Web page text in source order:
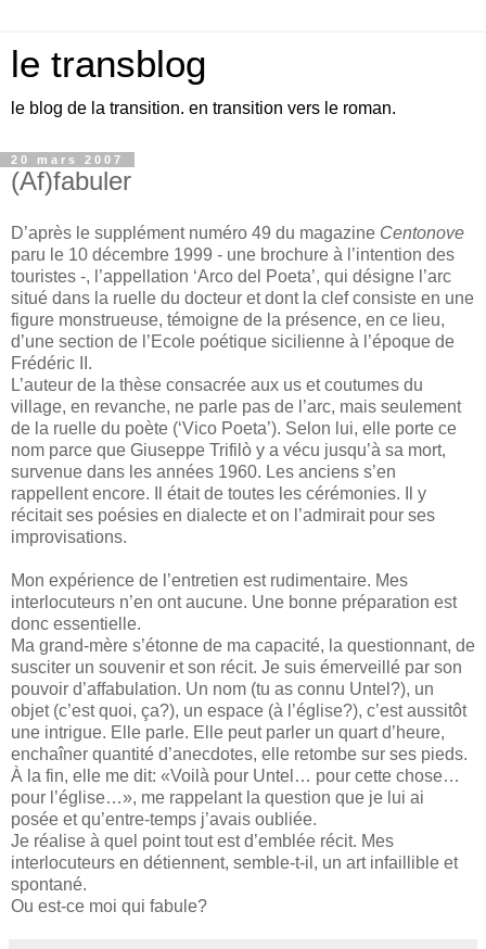
le transblog
le blog de la transition. en transition vers le roman.
20 mars 2007
(Af)fabuler
D’après le supplément numéro 49 du magazine Centonove
paru le 10 décembre 1999 - une brochure à l’intention des
touristes -, l’appellation ‘Arco del Poeta’, qui désigne l’arc
situé dans la ruelle du docteur et dont la clef consiste en une
figure monstrueuse, témoigne de la présence, en ce lieu,
d’une section de l’Ecole poétique sicilienne à l’époque de
Frédéric II.
L’auteur de la thèse consacrée aux us et coutumes du
village, en revanche, ne parle pas de l’arc, mais seulement
de la ruelle du poète (‘Vico Poeta’). Selon lui, elle porte ce
nom parce que Giuseppe Trifilò y a vécu jusqu’à sa mort,
survenue dans les années 1960. Les anciens s’en
rappellent encore. Il était de toutes les cérémonies. Il y
récitait ses poésies en dialecte et on l’admirait pour ses
improvisations.
Mon expérience de l’entretien est rudimentaire. Mes
interlocuteurs n’en ont aucune. Une bonne préparation est
donc essentielle.
Ma grand-mère s’étonne de ma capacité, la questionnant, de
susciter un souvenir et son récit. Je suis émerveillé par son
pouvoir d’affabulation. Un nom (tu as connu Untel?), un
objet (c’est quoi, ça?), un espace (à l’église?), c’est aussitôt
une intrigue. Elle parle. Elle peut parler un quart d’heure,
enchaîner quantité d’anecdotes, elle retombe sur ses pieds.
À la fin, elle me dit: «Voilà pour Untel… pour cette chose…
pour l’église…», me rappelant la question que je lui ai
posée et qu’entre-temps j’avais oubliée.
Je réalise à quel point tout est d’emblée récit. Mes
interlocuteurs en détiennent, semble-t-il, un art infaillible et
spontané.
Ou est-ce moi qui fabule?